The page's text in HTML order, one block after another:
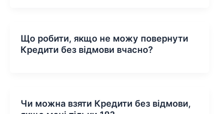
Що робити, якщо не можу повернути
Кредити без відмови вчасно?
Чи можна взяти Кредити без відмови,